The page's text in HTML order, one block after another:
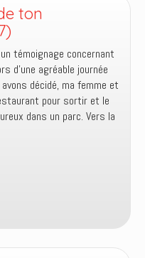
ton
témoignage concernant
d’une agréable journée
décidé, ma femme et
pour sortir et le
dans un parc. Vers la